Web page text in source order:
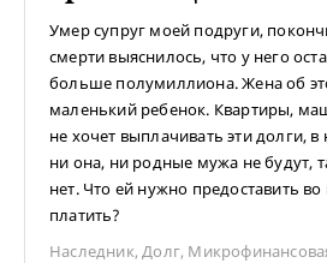
Умер супруг моей подруги,
смерти выяснилось, что у него
больше полумиллиона. Жена об
маленький ребенок. Квартиры,
не хочет выплачивать эти долги, в
ни она, ни родные мужа не будут,
нет. Что ей нужно предоставить
платить?
Наследник,Долг,